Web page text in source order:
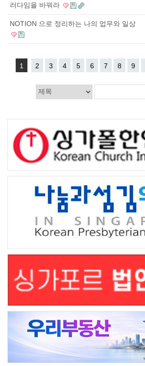
러다임을 바꿔라
NOTION 으로 정리하는 나의 업무와 일상
1 2 3 4 5 6 7 8 9